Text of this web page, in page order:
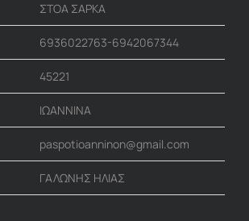
ΣΤΟΑ ΣΑΡΚΑ
6936022763-6942067344
45221
ΙΩΑΝΝΙΝΑ
paspotioanninon@gmail.com
ΓΑΛΩΝΗΣ ΗΛΙΑΣ